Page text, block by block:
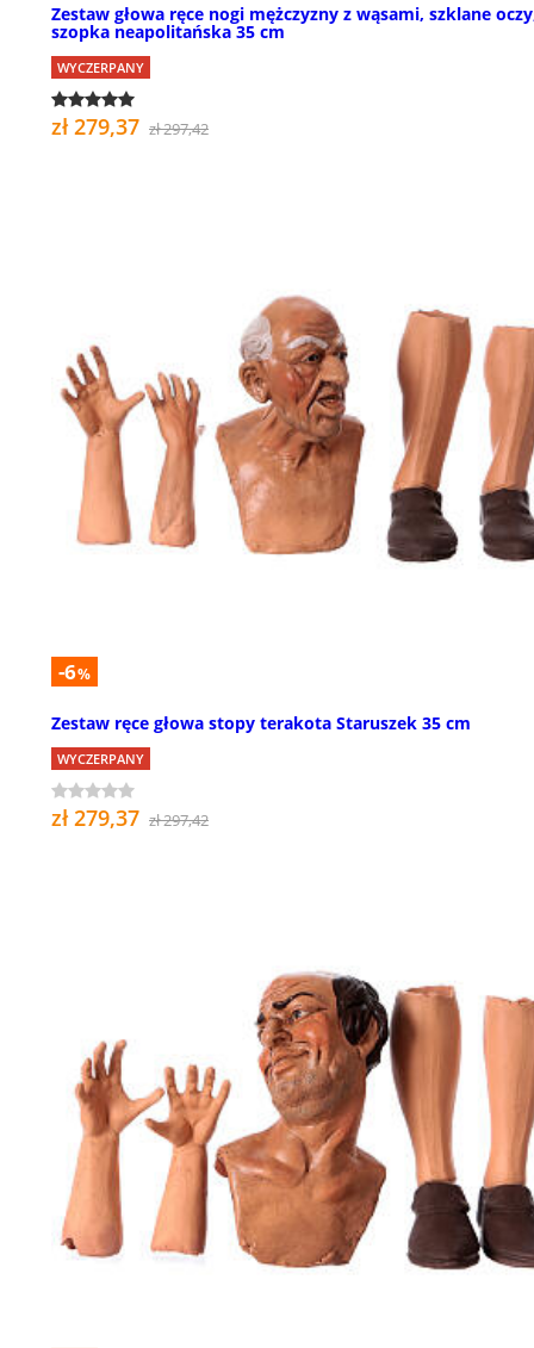
Zestaw głowa ręce nogi mężczyzny z wąsami, szklane
szopka neapolitańska 35 cm
WYCZERPANY
zł 279,37 zł 297,42
-6%
Zestaw ręce głowa stopy terakota Staruszek 35 cm
WYCZERPANY
zł 279,37 zł 297,42